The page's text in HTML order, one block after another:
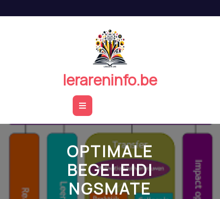
de
lerareninfo.be
Open
Button
OPTIMALE
BEGELEIDI
NGSMATE